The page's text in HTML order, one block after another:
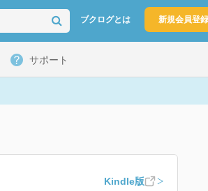
ブクログとは 新規会員登録
サポート
Kindle版